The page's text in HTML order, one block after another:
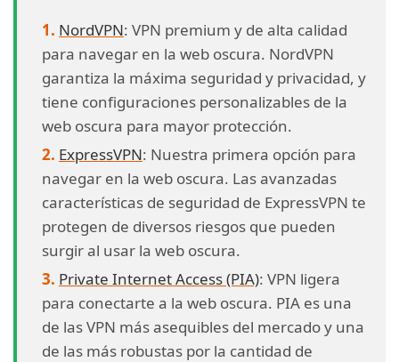
NordVPN: VPN premium y de alta calidad
para navegar en la web oscura. NordVPN
garantiza la máxima seguridad y privacidad, y
tiene configuraciones personalizables de la
web oscura para mayor protección.
ExpressVPN: Nuestra primera opción para
navegar en la web oscura. Las avanzadas
características de seguridad de ExpressVPN te
protegen de diversos riesgos que pueden
surgir al usar la web oscura.
Private Internet Access (PIA): VPN ligera
para conectarte a la web oscura. PIA es una
de las VPN más asequibles del mercado y una
de las más robustas por la cantidad de